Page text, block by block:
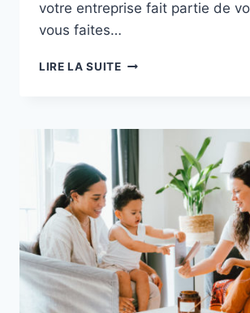
votre entreprise fait partie de
vous faites…
LIRE LA SUITESHOOTING
CAMILLE
MANAIA